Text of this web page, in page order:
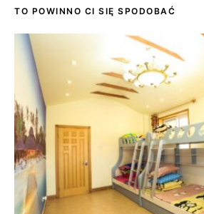
TO POWINNO CI SIĘ SPODOBAĆ